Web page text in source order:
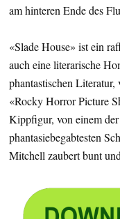
am hinteren Ende des
«Slade House» ist ein
auch eine literarische
phantastischen
«Rocky Horror Picture
Kippfigur, von einem
phantasiebegabtesten
Mitchell zaubert bunt